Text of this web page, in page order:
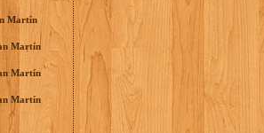
Martín
Martín
Martín
Martín